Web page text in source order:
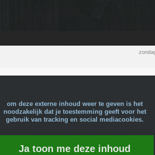
om deze externe inhoud weer te geven is het
noodzakelijk dat je toestemming geeft voor het
gebruik van tracking en social mediacookies.
Ja toon me deze inhoud